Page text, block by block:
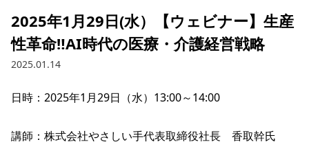
2025年1月29日(水）【ウェビナー】生産
性革命‼AI時代の医療・介護経営戦略
2025.01.14
日時：2025年1月29日（水）13:00～14:00
講師：株式会社やさしい手代表取締役社長　香取幹氏